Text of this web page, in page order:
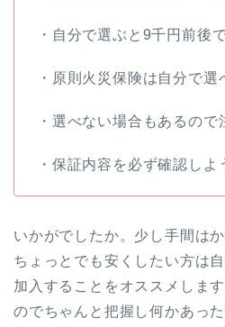
・自分で選ぶと9千円前後
・原則火災保険は自分で選
・選べない場合もあるので
・保証内容を必ず確認しよ
いかがでしたか。少し手間は
ちょっとでも安くしたい方は
加入することをオススメしま
のでちゃんと把握し何かあっ